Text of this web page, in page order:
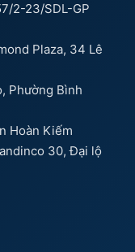
2-23/SDL-GP
Plaza, 34 Lê
Phường Bình
Hoàn Kiếm
30, Đại lộ